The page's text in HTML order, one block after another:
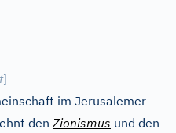
]
im Jerusalemer
denZionismus und den